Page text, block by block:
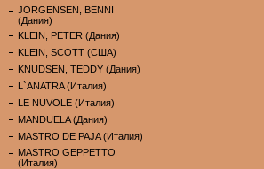
JORGENSEN, BENNI
(Дания)
KLEIN, PETER (Дания)
KLEIN, SCOTT (США)
KNUDSEN, TEDDY (Дания)
L`ANATRA (Италия)
LE NUVOLE (Италия)
MANDUELA (Дания)
MASTRO DE PAJA (Италия)
MASTRO GEPPETTO
(Италия)